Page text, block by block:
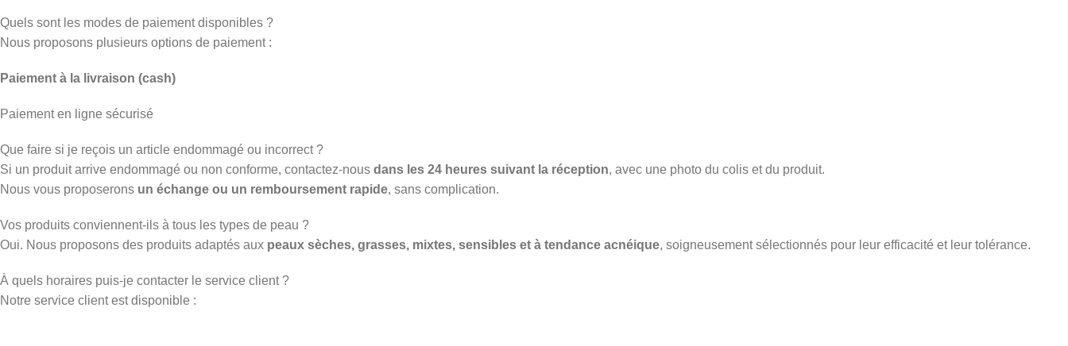
Quels sont les modes de paiement disponibles ?
Nous proposons plusieurs options de paiement :
Paiement à la livraison (cash)
Paiement en ligne sécurisé
Que faire si je reçois un article endommagé ou incorrect ?
Si un produit arrive endommagé ou non conforme, contactez-nous dans les 24 heures suivant la réception, avec une photo du colis et du produit.
Nous vous proposerons un échange ou un remboursement rapide, sans complication.
Vos produits conviennent-ils à tous les types de peau ?
Oui. Nous proposons des produits adaptés aux peaux sèches, grasses, mixtes, sensibles et à tendance acnéique, soigneusement sélectionnés pour leur efficacité et leur tolérance.
À quels horaires puis-je contacter le service client ?
Notre service client est disponible :